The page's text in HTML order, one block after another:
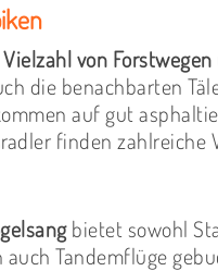
Vielzahl von
die benachbarten
auf gut
finden
bietet sowohl
Tandemflüge